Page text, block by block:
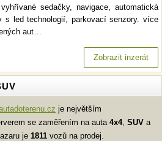
sedačky, navigace, automatická
s led technologií, parkovací senzory. více
aut…
Zobrazit inzerát
je největším
se zaměřením na auta 4x4, SUV a
je 1811 vozů na prodej.